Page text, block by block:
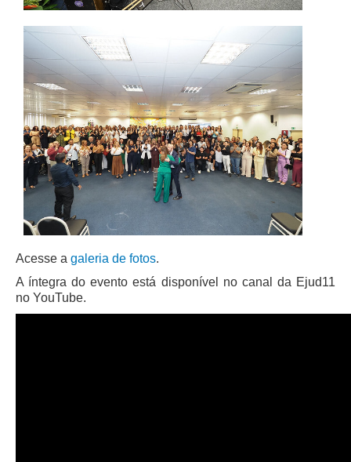
Acesse a galeria de fotos.
A íntegra do evento está disponível no canal da Ejud11
no YouTube.